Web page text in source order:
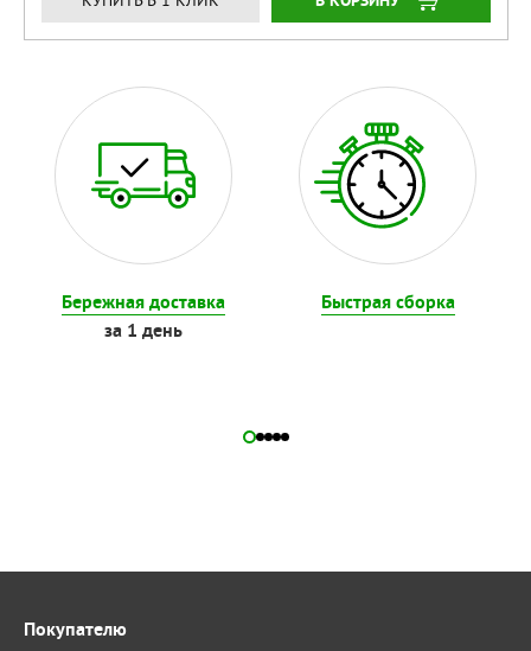
Бережная доставка
за 1 день
Быстрая сборка
Покупателю